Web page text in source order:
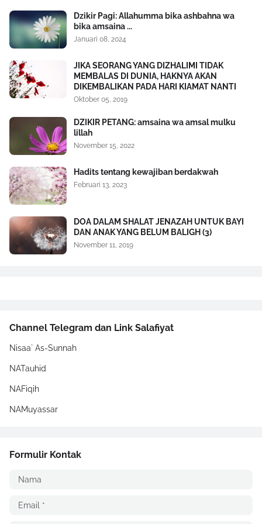
Dzikir Pagi: Allahumma bika ashbahna wa
bika amsaina ...
Januari 08, 2024
JIKA SEORANG YANG DIZHALIMI TIDAK
MEMBALAS DI DUNIA, HAKNYA AKAN
DIKEMBALIKAN PADA HARI KIAMAT NANTI
Oktober 05, 2019
DZIKIR PETANG: amsaina wa amsal mulku
lillah
November 15, 2022
Hadits tentang kewajiban berdakwah
Februari 13, 2023
DOA DALAM SHALAT JENAZAH UNTUK BAYI
DAN ANAK YANG BELUM BALIGH (3)
November 11, 2019
Channel Telegram dan Link Salafiyat
Nisaa` As-Sunnah
NATauhid
NAFiqih
NAMuyassar
Formulir Kontak